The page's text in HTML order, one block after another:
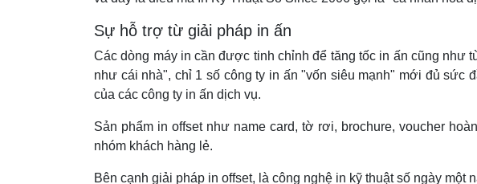
Sự hỗ trợ từ giải pháp in ấn
Các dòng máy in cần được tinh chỉnh để tăng tốc in ấn cũng
như cái nhà", chỉ 1 số công ty in ấn "vốn siêu mạnh" mới đủ sức
của các công ty in ấn dịch vụ.
Sản phẩm in offset như name card, tờ rơi, brochure, voucher
nhóm khách hàng lẻ.
Bên cạnh giải pháp in offset, là công nghệ in kỹ thuật số ngày